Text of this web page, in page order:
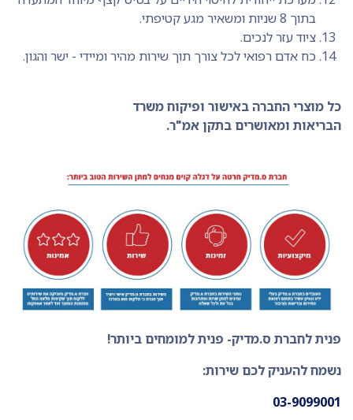
בתוך 8 שניות ומשאיר מגע קטיפתי.
ציוד עזר לנכים.
כח אדם רפואי לכל צורך תוך שירות מהיר ומיידי - ישר והגון.
כל מוצרי החברה באישור ופיקוח משרד
הבריאות ומאושרים בתקן אמ"ר.
פנית לחברת ס.מדיק- פנית למומחים ביותר!
נשמח להעניק לכם שירות:
03-9099001